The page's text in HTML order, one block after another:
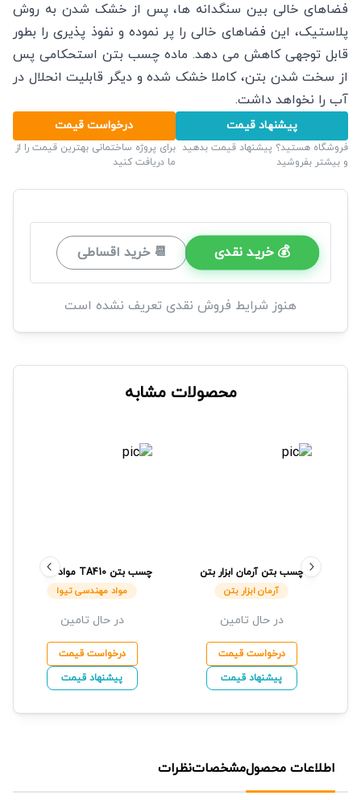
فضاهای خالی بین سنگدانه ها، پس از خشک شدن به روش
پلاستیک، این فضاهای خالی را پر نموده و نفوذ پذیری را بطور
قابل توجهی کاهش می دهد. ماده چسب بتن استحکامی پس
از سخت شدن بتن، کاملا خشک شده و دیگر قابلیت انحلال در
آب را نخواهد داشت.
پیشنهاد قیمت
فروشگاه هستید؟ پیشنهاد قیمت بدهید
و بیشتر بفروشید
درخواست قیمت
برای پروژه ساختمانی بهترین قیمت را از
ما دریافت کنید
💰 خرید نقدی 📆 خرید اقساطی
هنوز شرایط فروش نقدی تعریف نشده است
محصولات مشابه
چسب بتن آرمان ابزار بتن
آرمان ابزار بتن
در حال تامین
درخواست قیمت
پیشنهاد قیمت
چسب بتن TA410 مواد
مهندسی تیوا
مواد مهندسی تیوا
در حال تامین
درخواست قیمت
پیشنهاد قیمت
اطلاعات محصولمشخصاتنظرات